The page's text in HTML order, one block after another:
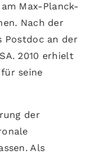
Max-Planck-
Nach der
Postdoc an der
2010 erhielt
seine
der
Als